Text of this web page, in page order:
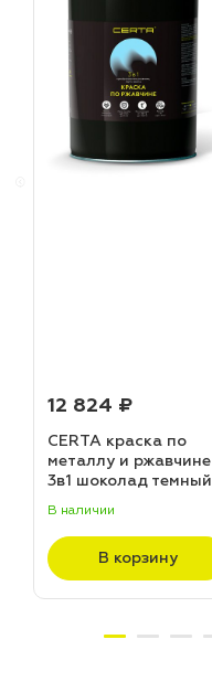
12 824 ₽
CERTA краска по
металлу и ржавчине
3в1 шоколад темный
(20,0кг)
В наличии
В корзину